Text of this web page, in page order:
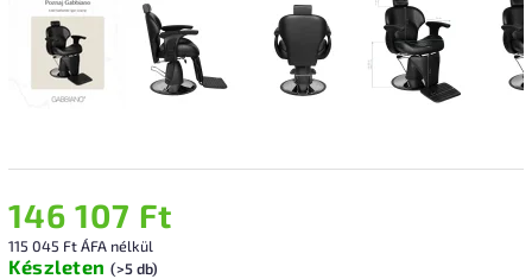
146 107 Ft
115 045 Ft ÁFA nélkül
Készleten (>5 db)